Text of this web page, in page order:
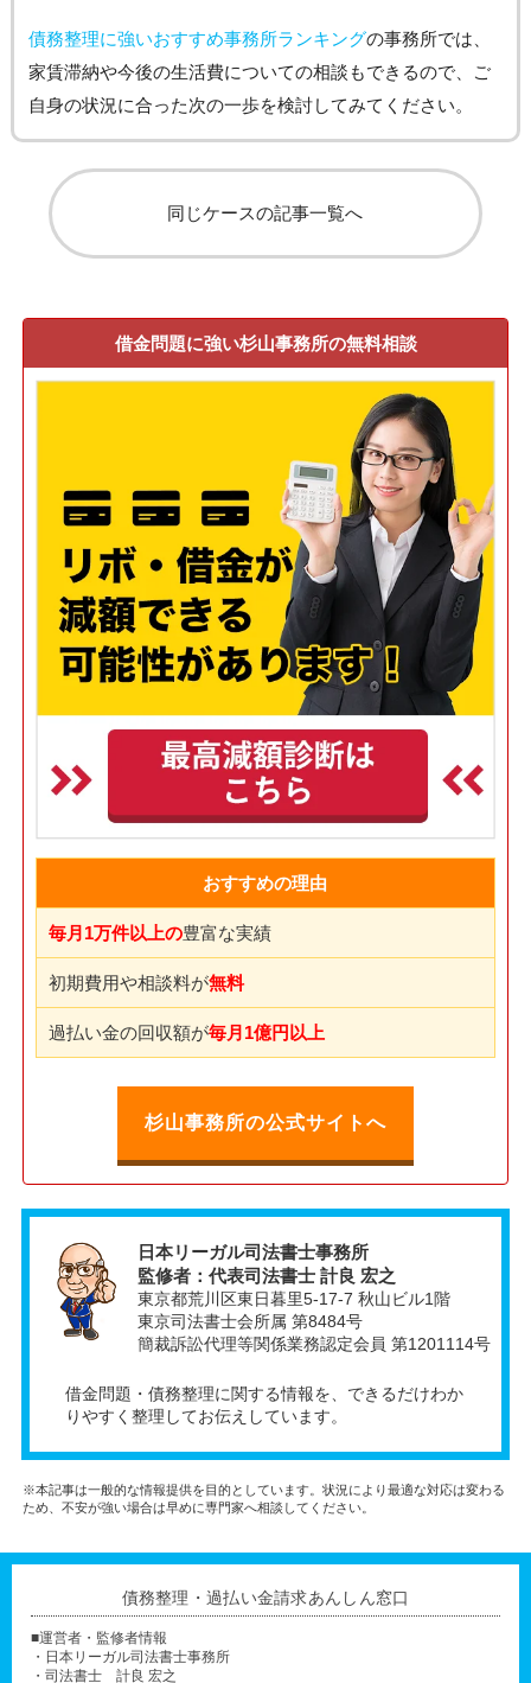
債務整理に強いおすすめ事務所ランキングの事務所では、
家賃滞納や今後の生活費についての相談もできるので、ご
自身の状況に合った次の一歩を検討してみてください。
同じケースの記事一覧へ
借金問題に強い杉山事務所の無料相談
おすすめの理由
毎月1万件以上の豊富な実績
初期費用や相談料が無料
過払い金の回収額が毎月1億円以上
杉山事務所の公式サイトへ
日本リーガル司法書士事務所
監修者：代表司法書士 計良 宏之
東京都荒川区東日暮里5-17-7 秋山ビル1階
東京司法書士会所属 第8484号
簡裁訴訟代理等関係業務認定会員 第1201114号
借金問題・債務整理に関する情報を、できるだけわか
りやすく整理してお伝えしています。
※本記事は一般的な情報提供を目的としています。状況により最適な対応は変わる
ため、不安が強い場合は早めに専門家へ相談してください。
債務整理・過払い金請求あんしん窓口
■運営者・監修者情報
・日本リーガル司法書士事務所
・司法書士 計良 宏之